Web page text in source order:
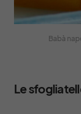
Babà
Le